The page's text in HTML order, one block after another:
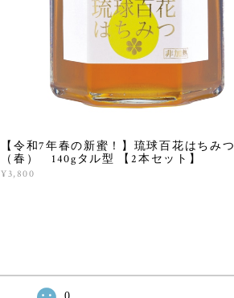
【令和7年春の新蜜！】琉球百花はちみつ
（春） 140gタル型 【2本セット】
¥3,800